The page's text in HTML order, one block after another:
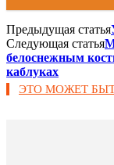
Предыдущая статья
Следующая статья
белоснежным
каблуках
ЭТО МОЖЕТ